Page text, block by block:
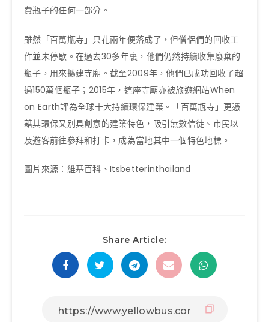
費瓶子的任何一部分。
雖然「百萬瓶寺」只花兩年便落成了，但僧侶們的回收工
作並未停歇。在過去30多年裏，他們仍然持續收集廢棄的
瓶子，用來擴建寺廟。截至2009年，他們已成功回收了超
過150萬個瓶子；2015年，這座寺廟亦被旅遊網站When
on Earth評為全球十大持續環保建築。「百萬瓶寺」更憑
藉其環保又別具創意的建築特色，吸引無數信徒、市民以
及遊客前往參拜和打卡，成為當地其中一個特色地標。
圖片來源：維基百科、Itsbetterinthailand
Share Article: